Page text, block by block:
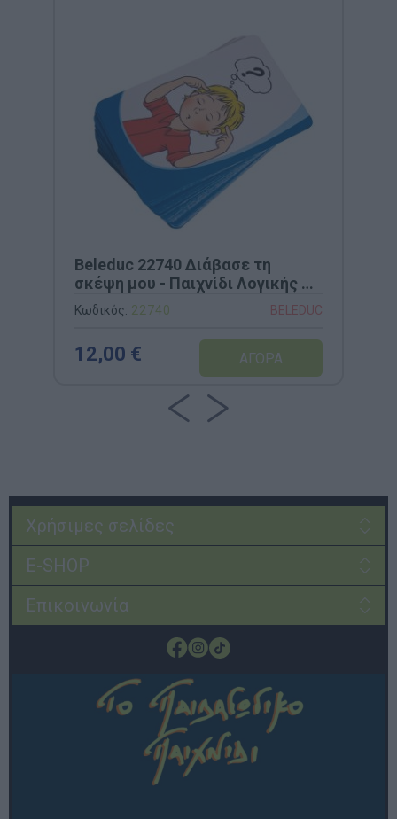
Beleduc 22740 Διάβασε τη
σκέψη μου - Παιχνίδι Λογικής &
Αφαίρεσης
Κωδικός: 22740 BELEDUC
12,00 €
Χρήσιμες σελίδες
E-SHOP
Επικοινωνία